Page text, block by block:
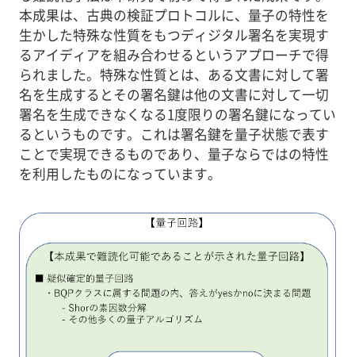
本成果は、古典の検証プロトコルに、量子の特性を
生かした特殊な性質をもつディジタル署名を実現す
るアイディアを組み合わせるというアプローチで得
られました。特殊な性質とは、ある文書に対して署
名を生成するとその署名鍵は他の文書に対して一切
署名を生成できなくなる1度限りの署名鍵になってい
るというものです。これは署名鍵を量子状態で表す
ことで実現できるものであり、量子ならではの特性
を利用したものになっています。